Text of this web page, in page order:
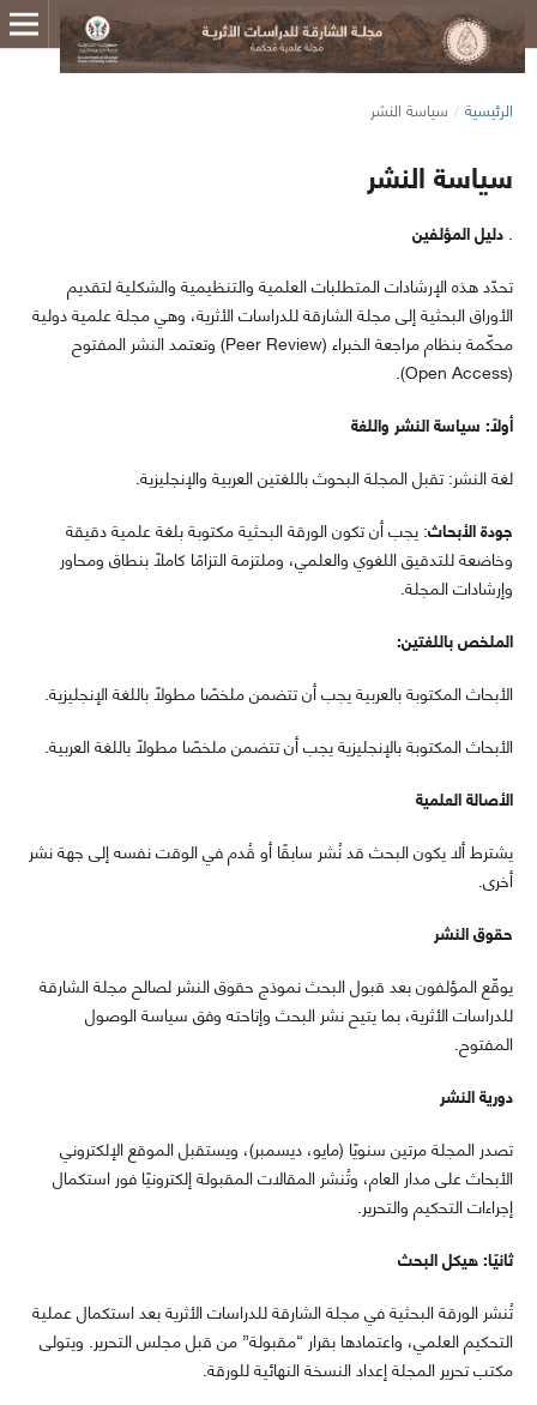
الرئيسية / سياسة النشر
سياسة النشر
. دليل المؤلفين
تحدّد هذه الإرشادات المتطلبات العلمية والتنظيمية والشكلية لتقديم
الأوراق البحثية إلى مجلة الشارقة للدراسات الأثرية، وهي مجلة علمية دولية
محكّمة بنظام مراجعة الخبراء (Peer Review) وتعتمد النشر المفتوح
(Open Access).
أولًا: سياسة النشر واللغة
لغة النشر: تقبل المجلة البحوث باللغتين العربية والإنجليزية.
جودة الأبحاث: يجب أن تكون الورقة البحثية مكتوبة بلغة علمية دقيقة
وخاضعة للتدقيق اللغوي والعلمي، وملتزمة التزامًا كاملًا بنطاق ومحاور
وإرشادات المجلة.
الملخص باللغتين:
الأبحاث المكتوبة بالعربية يجب أن تتضمن ملخصًا مطولًا باللغة الإنجليزية.
الأبحاث المكتوبة بالإنجليزية يجب أن تتضمن ملخصًا مطولًا باللغة العربية.
الأصالة العلمية
يشترط ألا يكون البحث قد نُشر سابقًا أو قُدم في الوقت نفسه إلى جهة نشر
أخرى.
حقوق النشر
يوقّع المؤلفون بعد قبول البحث نموذج حقوق النشر لصالح مجلة الشارقة
للدراسات الأثرية، بما يتيح نشر البحث وإتاحته وفق سياسة الوصول
المفتوح.
دورية النشر
تصدر المجلة مرتين سنويًا (مايو، ديسمبر)، ويستقبل الموقع الإلكتروني
الأبحاث على مدار العام، وتُنشر المقالات المقبولة إلكترونيًا فور استكمال
إجراءات التحكيم والتحرير.
ثانيًا: هيكل البحث
تُنشر الورقة البحثية في مجلة الشارقة للدراسات الأثرية بعد استكمال عملية
التحكيم العلمي، واعتمادها بقرار “مقبولة” من قبل مجلس التحرير. ويتولى
مكتب تحرير المجلة إعداد النسخة النهائية للورقة.